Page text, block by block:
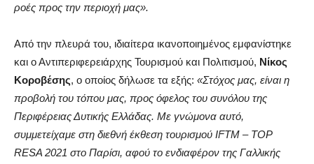
ροές προς την περιοχή μας».
Από την πλευρά του, ιδιαίτερα ικανοποιημένος εμφανίστηκε
και ο Αντιπεριφερειάρχης Τουρισμού και Πολιτισμού, Νίκος
Κοροβέσης, ο οποίος δήλωσε τα εξής: «Στόχος μας, είναι η
προβολή του τόπου μας, προς όφελος του συνόλου της
Περιφέρειας Δυτικής Ελλάδας. Με γνώμονα αυτό,
συμμετείχαμε στη διεθνή έκθεση τουρισμού IFTM – TOP
RESA 2021 στο Παρίσι, αφού το ενδιαφέρον της Γαλλικής